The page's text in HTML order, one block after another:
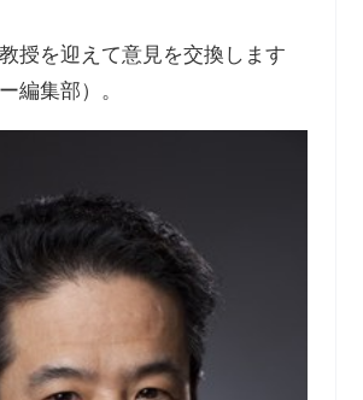
授を迎えて意見を交換します
編集部）。